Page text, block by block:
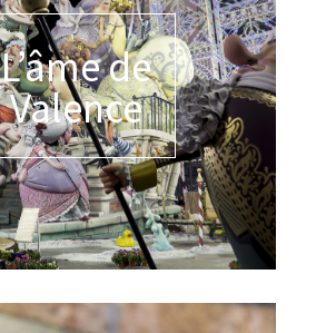
L’âme de
Valence